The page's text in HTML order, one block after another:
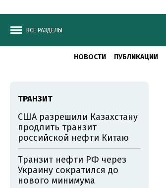
ВСЕ РАЗДЕЛЫ
НОВОСТИ ПУБЛИКАЦИИ
ТРАНЗИТ
США разрешили Казахстану
продлить транзит
российской нефти Китаю
Транзит нефти РФ через
Украину сократился до
нового минимума